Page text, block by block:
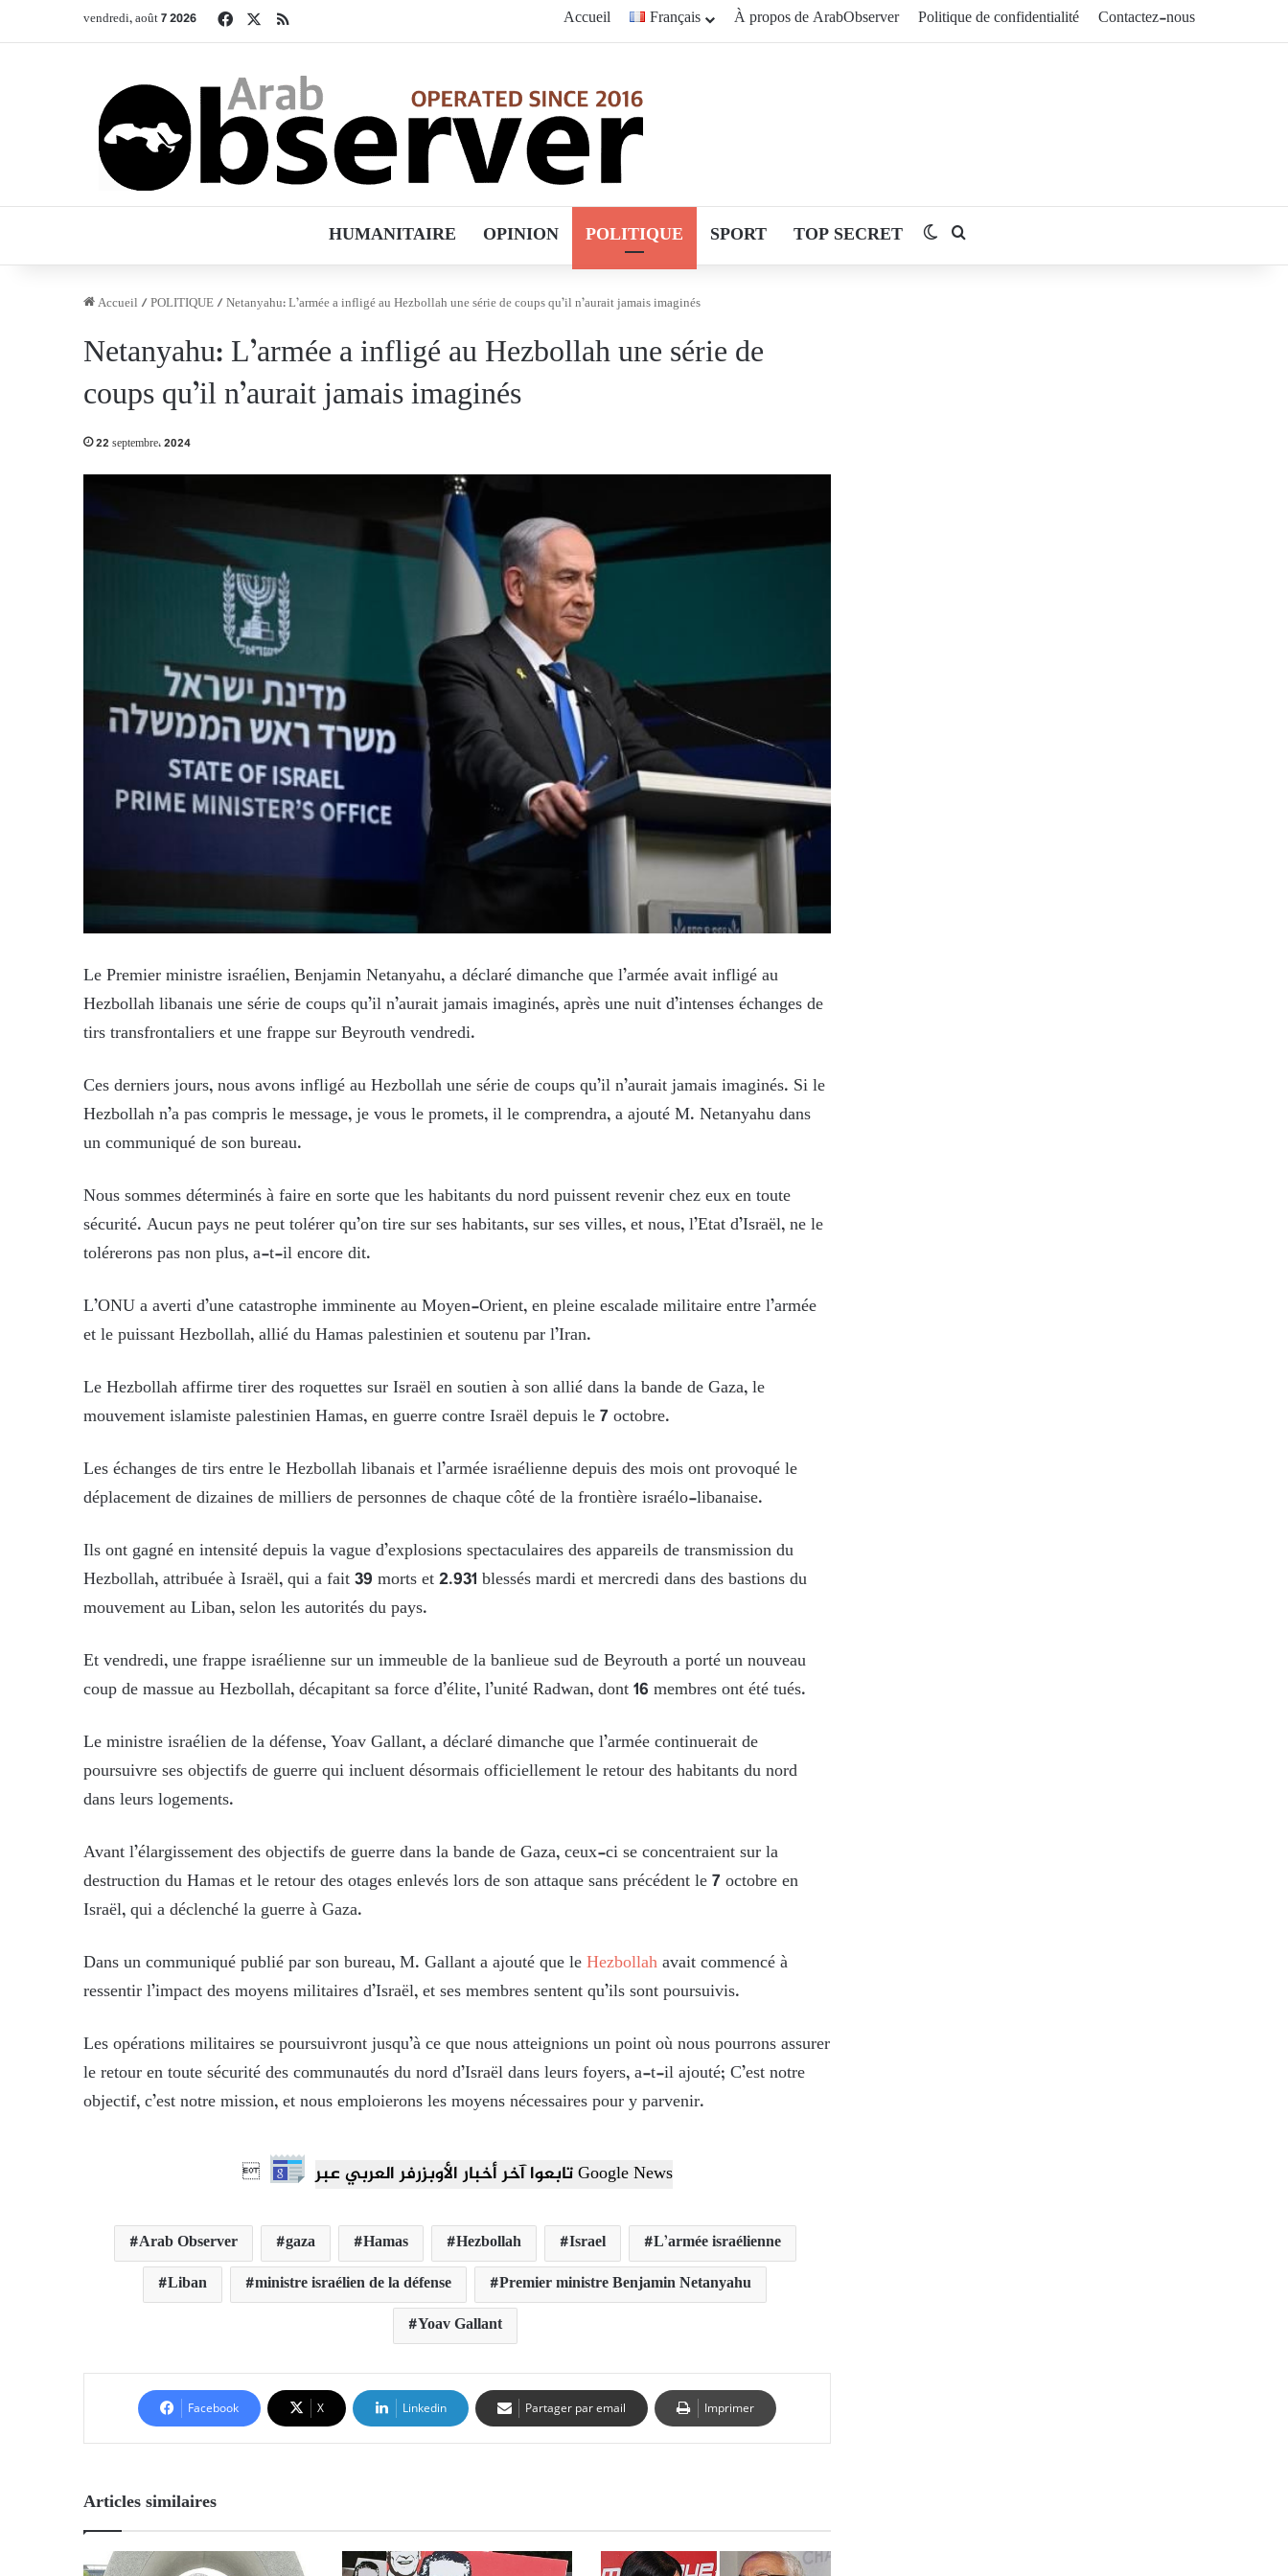
vendredi, août 7 2026 FacebookRSS Accueil Français À propos de ArabObserver Politique de confidentialité Contactez-nous
HUMANITAIRE OPINION POLITIQUE SPORT TOP SECRET Switch skin
Accueil /POLITIQUE/Netanyahu: L’armée a infligé au Hezbollah une série de coups qu’il n’aurait jamais imaginés
Netanyahu: L’armée a infligé au Hezbollah une série de
coups qu’il n’aurait jamais imaginés
22 septembre، 2024
Le Premier ministre israélien, Benjamin Netanyahu, a déclaré dimanche que l’armée avait infligé au
Hezbollah libanais une série de coups qu’il n’aurait jamais imaginés, après une nuit d’intenses échanges de
tirs transfrontaliers et une frappe sur Beyrouth vendredi.
Ces derniers jours, nous avons infligé au Hezbollah une série de coups qu’il n’aurait jamais imaginés. Si le
Hezbollah n’a pas compris le message, je vous le promets, il le comprendra, a ajouté M. Netanyahu dans
un communiqué de son bureau.
Nous sommes déterminés à faire en sorte que les habitants du nord puissent revenir chez eux en toute
sécurité. Aucun pays ne peut tolérer qu’on tire sur ses habitants, sur ses villes, et nous, l’Etat d’Israël, ne le
tolérerons pas non plus, a-t-il encore dit.
L’ONU a averti d’une catastrophe imminente au Moyen-Orient, en pleine escalade militaire entre l’armée
et le puissant Hezbollah, allié du Hamas palestinien et soutenu par l’Iran.
Le Hezbollah affirme tirer des roquettes sur Israël en soutien à son allié dans la bande de Gaza, le
mouvement islamiste palestinien Hamas, en guerre contre Israël depuis le 7 octobre.
Les échanges de tirs entre le Hezbollah libanais et l’armée israélienne depuis des mois ont provoqué le
déplacement de dizaines de milliers de personnes de chaque côté de la frontière israélo-libanaise.
Ils ont gagné en intensité depuis la vague d’explosions spectaculaires des appareils de transmission du
Hezbollah, attribuée à Israël, qui a fait 39 morts et 2.931 blessés mardi et mercredi dans des bastions du
mouvement au Liban, selon les autorités du pays.
Et vendredi, une frappe israélienne sur un immeuble de la banlieue sud de Beyrouth a porté un nouveau
coup de massue au Hezbollah, décapitant sa force d’élite, l’unité Radwan, dont 16 membres ont été tués.
Le ministre israélien de la défense, Yoav Gallant, a déclaré dimanche que l’armée continuerait de
poursuivre ses objectifs de guerre qui incluent désormais officiellement le retour des habitants du nord
dans leurs logements.
Avant l’élargissement des objectifs de guerre dans la bande de Gaza, ceux-ci se concentraient sur la
destruction du Hamas et le retour des otages enlevés lors de son attaque sans précédent le 7 octobre en
Israël, qui a déclenché la guerre à Gaza.
Dans un communiqué publié par son bureau, M. Gallant a ajouté que leHezbollahavait commencé à
ressentir l’impact des moyens militaires d’Israël, et ses membres sentent qu’ils sont poursuivis.
Les opérations militaires se poursuivront jusqu’à ce que nous atteignions un point où nous pourrons assurer
le retour en toute sécurité des communautés du nord d’Israël dans leurs foyers, a-t-il ajouté; C’est notre
objectif, c’est notre mission, et nous emploierons les moyens nécessaires pour y parvenir.
 تابعوا آخر أخبار الأوبزرفر العربي عبر Google News
Arab Observer gaza Hamas Hezbollah Israel
L’armée israélienne
Liban
ministre israélien de la défense
Premier ministre Benjamin Netanyahu
Yoav Gallant
Facebook X Linkedin Partager par email Imprimer
Articles similaires